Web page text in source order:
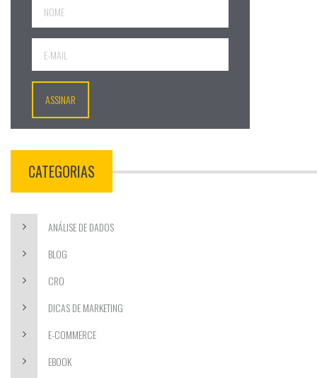
CATEGORIAS
ANÁLISE DE DADOS
BLOG
CRO
DICAS DE MARKETING
E-COMMERCE
EBOOK